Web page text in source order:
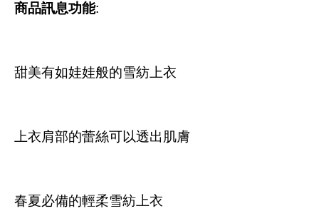
商品訊息功能:
甜美有如娃娃般的雪紡上衣
上衣肩部的蕾絲可以透出肌膚
春夏必備的輕柔雪紡上衣